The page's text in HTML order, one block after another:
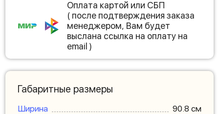
Оплата картой или СБП
( после подтверждения заказа
менеджером, Вам будет
выслана ссылка на оплату на
email )
Габаритные размеры
Ширина
90.8 см